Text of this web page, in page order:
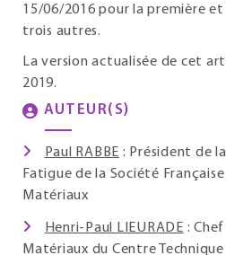
15/06/2016 pour la première
trois autres.
La version actualisée de cet
2019.
AUTEUR(S)
Paul RABBE : Président de
Fatigue de la Société
Matériaux
Henri-Paul LIEURADE :
Matériaux du Centre